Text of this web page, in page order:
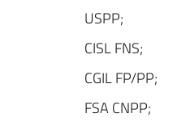
USPP;
CISL FNS;
CGIL FP/PP;
FSA CNPP;